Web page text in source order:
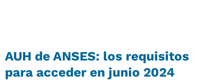
AUH de ANSES: los requisitos
para acceder en junio 2024